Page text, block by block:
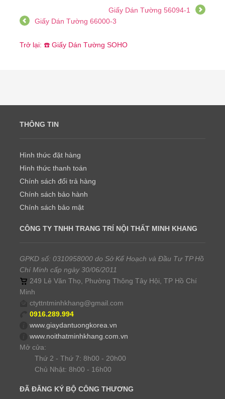
Giấy Dán Tường 56094-1
Giấy Dán Tường 66000-3
Trở lại: ☎️ Giấy Dán Tường SOHO
THÔNG TIN
Hình thức đặt hàng
Hình thức thanh toán
Chính sách đổi trả hàng
Chính sách bảo hành
Chính sách bảo mật
CÔNG TY TNHH TRANG TRÍ NỘI THẤT MINH KHANG
GPKD số: 0310958000 do Sở Kế Hoạch và Đầu Tư TP Hồ
Chí Minh cấp ngày 30/06/2011
249 Lê Văn Thọ, Phường Thông Tây Hội, TP Hồ Chí
Minh
ctyttntminhkhang@gmail.com
0916.289.994
www.giaydantuongkorea.vn
www.noithatminhkhang.com.vn
Mở cửa:
Thứ 2 - Thứ 7: 8h00 - 20h00
Chủ Nhật: 8h00 - 16h00
ĐÃ ĐĂNG KÝ BỘ CÔNG THƯƠNG